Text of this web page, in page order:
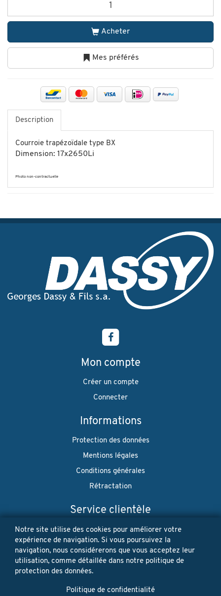
Acheter
Mes préférés
Description
Courroie trapézoïdale type BX
Dimension: 17x2650Li
Photo non-contractuelle
Mon compte
Créer un compte
Connecter
Informations
Protection des données
Mentions légales
Conditions générales
Rétractation
Service clientèle
Envoi
Newsletter
Restez à jour! Vos données personnelles ne seront jamais
Notre site utilise des cookies pour améliorer votre
expérience de navigation. Si vous poursuivez la
navigation, nous considérerons que vous acceptez leur
utilisation, comme détaillée dans notre politique de
protection des données.
Politique de confidentialité